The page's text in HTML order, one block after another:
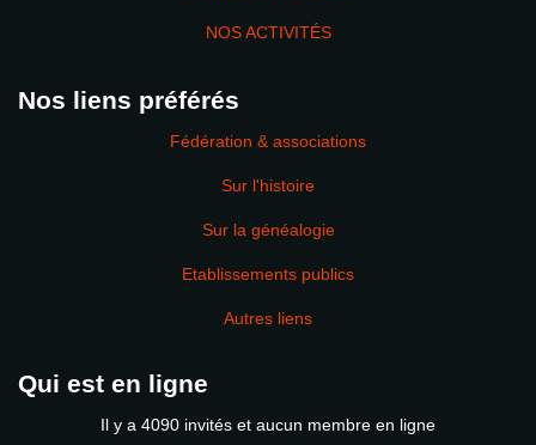
NOS ACTIVITÉS
Nos liens préférés
Fédération & associations
Sur l'histoire
Sur la généalogie
Etablissements publics
Autres liens
Qui est en ligne
Il y a 4090 invités et aucun membre en ligne